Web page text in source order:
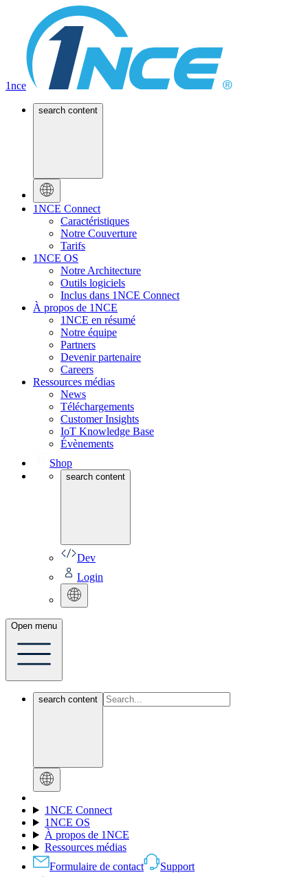
1nce
search content
1NCE Connect
Caractéristiques
Notre Couverture
Tarifs
1NCE OS
Notre Architecture
Outils logiciels
Inclus dans 1NCE Connect
À propos de 1NCE
1NCE en résumé
Notre équipe
Partners
Devenir partenaire
Careers
Ressources médias
News
Téléchargements
Customer Insights
IoT Knowledge Base
Évènements
Shop
search content
Dev
Login
Open menu
search content
1NCE Connect
1NCE OS
À propos de 1NCE
Ressources médias
Formulaire de contact
Support